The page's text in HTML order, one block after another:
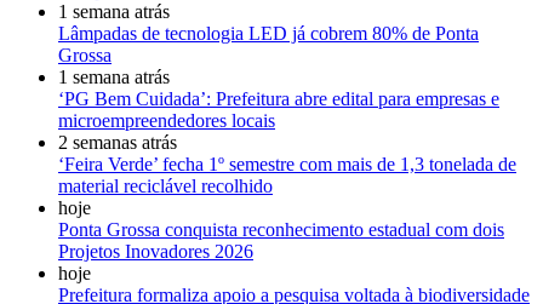
1 semana atrás
Lâmpadas de tecnologia LED já cobrem 80% de Ponta
Grossa
1 semana atrás
‘PG Bem Cuidada’: Prefeitura abre edital para empresas e
microempreendedores locais
2 semanas atrás
‘Feira Verde’ fecha 1º semestre com mais de 1,3 tonelada de
material reciclável recolhido
hoje
Ponta Grossa conquista reconhecimento estadual com dois
Projetos Inovadores 2026
hoje
Prefeitura formaliza apoio a pesquisa voltada à biodiversidade